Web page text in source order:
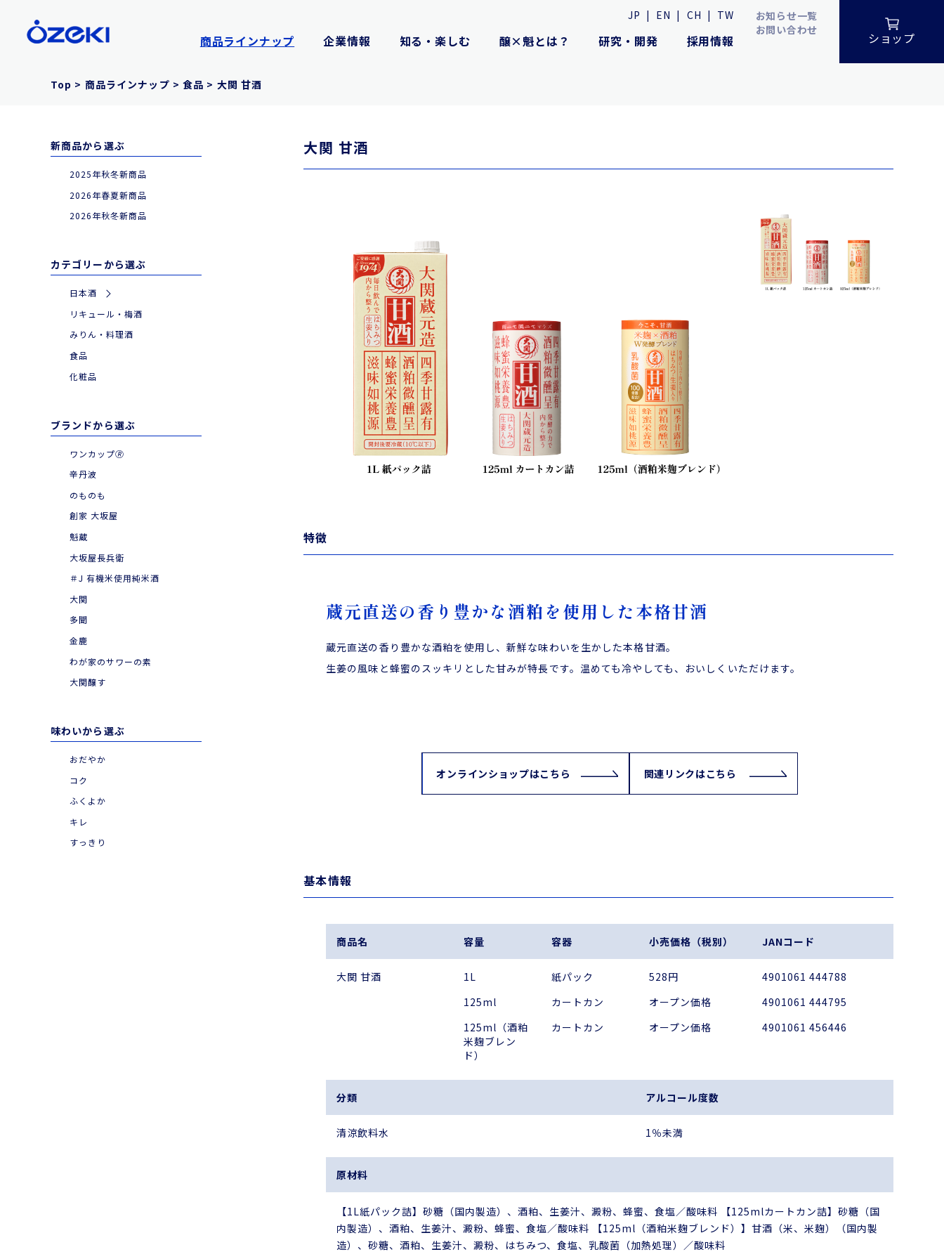
JP | EN | CH | TW
商品ラインナップ 企業情報 知る・楽しむ 醸×魁とは？ 研究・開発 採用情報
お知らせ一覧
お問い合わせ
ショップ
Top > 商品ラインナップ >食品 > 大関 甘酒
新商品から選ぶ
2025年秋冬新商品
2026年春夏新商品
2026年秋冬新商品
カテゴリーから選ぶ
日本酒
リキュール・梅酒
みりん・料理酒
食品
化粧品
ブランドから選ぶ
ワンカップ🄬
辛丹波
のものも
創家 大坂屋
魁蔵
大坂屋長兵衛
＃J 有機米使用純米酒
大関
多聞
金鹿
わが家のサワーの素
大関醸す
味わいから選ぶ
おだやか
コク
ふくよか
キレ
すっきり
大関 甘酒
特徴
蔵元直送の香り豊かな酒粕を使用した本格甘酒
蔵元直送の香り豊かな酒粕を使用し、新鮮な味わいを生かした本格甘酒。
生姜の風味と蜂蜜のスッキリとした甘みが特長です。温めても冷やしても、おいしくいただけます。
オンラインショップはこちら 関連リンクはこちら
基本情報
商品名 容量 容器 小売価格（税別） JANコード
大関 甘酒 1L 紙パック 528円
4901061 444788
125ml
カートカン オープン価格
4901061 444795
125ml（酒粕
米麹ブレン
ド）
カートカン オープン価格 4901061 456446
分類 アルコール度数
清涼飲料水 1％未満
原材料
【1L紙パック詰】砂糖（国内製造）、酒粕、生姜汁、澱粉、蜂蜜、食塩／酸味料 【125mlカートカン詰】砂糖（国
内製造）、酒粕、生姜汁、澱粉、蜂蜜、食塩／酸味料 【125ml（酒粕米麹ブレンド）】甘酒（米、米麹）（国内製
造）、砂糖、酒粕、生姜汁、澱粉、はちみつ、食塩、乳酸菌（加熱処理）／酸味料